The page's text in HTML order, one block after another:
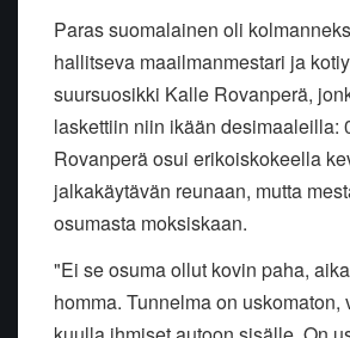
Paras suomalainen oli
hallitseva maailmanmestari ja
suursuosikki Kalle Rovanperä,
laskettiin niin ikään desimaaleilla:
Rovanperä osui erikoiskokeella
jalkakäytävän reunaan, mutta
osumasta moksiskaan.
"Ei se osuma ollut kovin paha,
homma. Tunnelma on uskomaton,